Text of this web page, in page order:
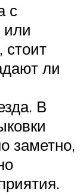
с
или
стоит
ли
В
заметно,